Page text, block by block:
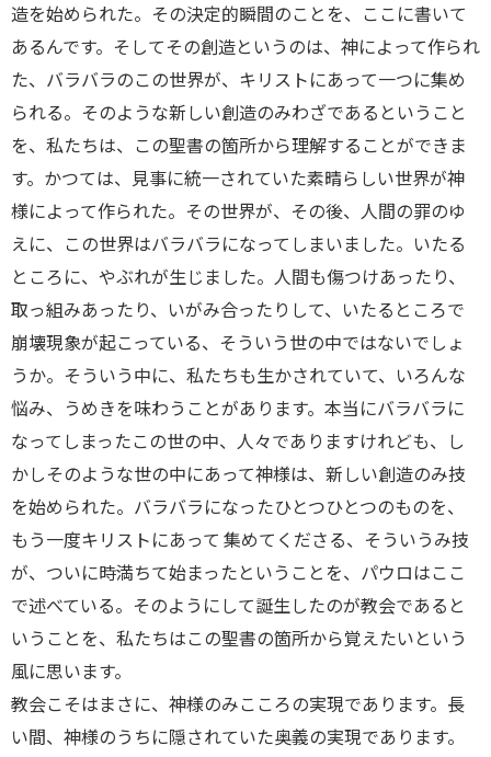
造を始められた。その決定的瞬間のことを、ここに書いて
あるんです。そしてその創造というのは、神によって作られ
た、バラバラのこの世界が、キリストにあって一つに集め
られる。そのような新しい創造のみわざであるということ
を、私たちは、この聖書の箇所から理解することができま
す。かつては、見事に統一されていた素晴らしい世界が神
様によって作られた。その世界が、その後、人間の罪のゆ
えに、この世界はバラバラになってしまいました。いたる
ところに、やぶれが生じました。人間も傷つけあったり、
取っ組みあったり、いがみ合ったりして、いたるところで
崩壊現象が起こっている、そういう世の中ではないでしょ
うか。そういう中に、私たちも生かされていて、いろんな
悩み、うめきを味わうことがあります。本当にバラバラに
なってしまったこの世の中、人々でありますけれども、し
かしそのような世の中にあって神様は、新しい創造のみ技
を始められた。バラバラになったひとつひとつのものを、
もう一度キリストにあって 集めてくださる、そういうみ技
が、ついに時満ちて始まったということを、パウロはここ
で述べている。そのようにして誕生したのが教会であると
いうことを、私たちはこの聖書の箇所から覚えたいという
風に思います。
教会こそはまさに、神様のみこころの実現であります。長
い間、神様のうちに隠されていた奥義の実現であります。